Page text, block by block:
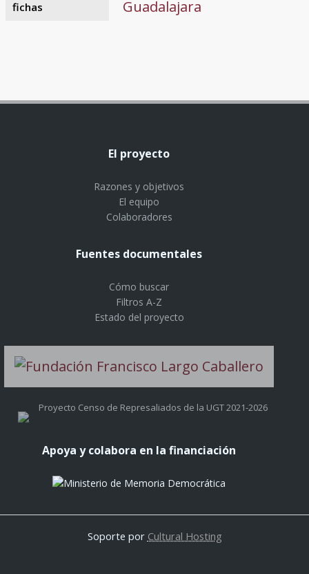
fichas
Guadalajara
El proyecto
Razones y objetivos
El equipo
Colaboradores
Fuentes documentales
Cómo buscar
Filtros A-Z
Estado del proyecto
Proyecto Censo de Represaliados de la UGT 2021-2026
Apoya y colabora en la financiación
Soporte por Cultural Hosting